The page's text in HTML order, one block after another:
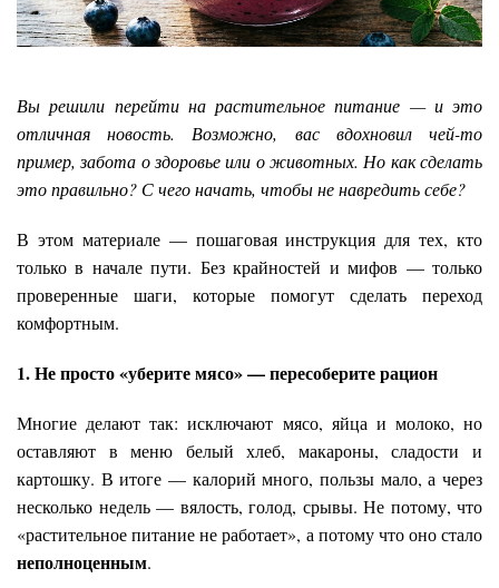
Вы решили перейти на растительное питание — и это
отличная новость. Возможно, вас вдохновил чей-то
пример, забота о здоровье или о животных. Но как сделать
это правильно? С чего начать, чтобы не навредить себе?
В этом материале — пошаговая инструкция для тех, кто
только в начале пути. Без крайностей и мифов — только
проверенные шаги, которые помогут сделать переход
комфортным.
1. Не просто «уберите мясо» — пересоберите рацион
Многие делают так: исключают мясо, яйца и молоко, но
оставляют в меню белый хлеб, макароны, сладости и
картошку. В итоге — калорий много, пользы мало, а через
несколько недель — вялость, голод, срывы. Не потому, что
«растительное питание не работает», а потому что оно стало
неполноценным.